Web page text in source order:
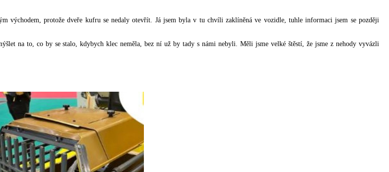
východem, protože dveře kufru se nedaly otevřít. Já jsem byla v tu chvíli zaklíněná ve vozidle, tuhle informaci jsem se později
na to, co by se stalo, kdybych klec neměla, bez ní už by tady s námi nebyli. Měli jsme velké štěstí, že jsme z nehody vyvázli